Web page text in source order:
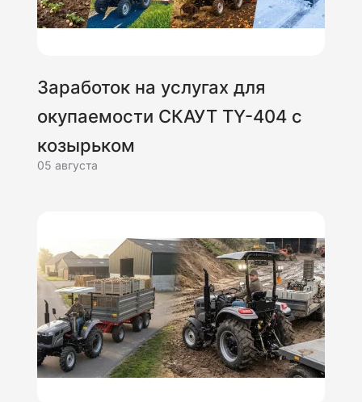
Заработок на услугах для
окупаемости СКАУТ TY-404 с
козырьком
05 августа